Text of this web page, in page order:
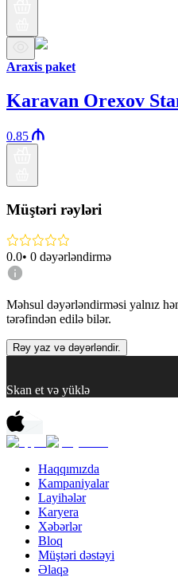
Araxis paket
Karavan Orexov
0.85
Müştəri rəyləri
0.0• 0 dəyərləndirmə
Məhsul dəyərləndirməsi yalnız
tərəfindən edilə bilər.
Rəy yaz və dəyərləndir.
Skan et və yüklə
Haqqımızda
Kampaniyalar
Layihələr
Karyera
Xəbərlər
Bloq
Müştəri dəstəyi
Əlaqə